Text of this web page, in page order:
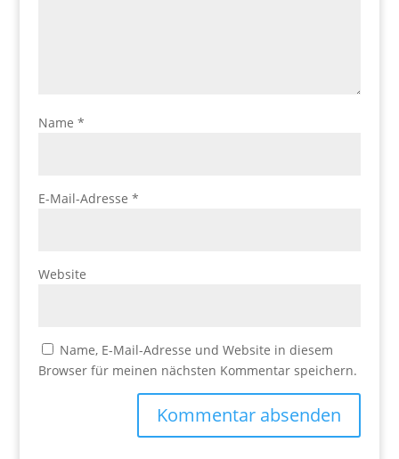
Name *
E-Mail-Adresse *
Website
Name, E-Mail-Adresse und Website in diesem
Browser für meinen nächsten Kommentar speichern.